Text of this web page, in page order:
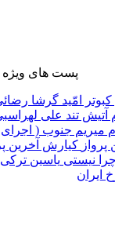
پست های ویژه
گرشا
علی
کیارش آخرین
یاسین
ایران